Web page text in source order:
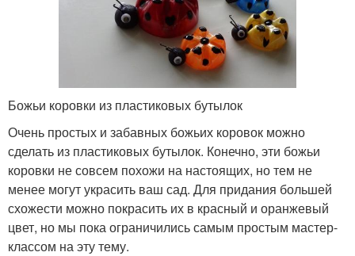
Божьи коровки из пластиковых бутылок
Очень простых и забавных божьих коровок можно
сделать из пластиковых бутылок. Конечно, эти божьи
коровки не совсем похожи на настоящих, но тем не
менее могут украсить ваш сад. Для придания большей
схожести можно покрасить их в красный и оранжевый
цвет, но мы пока ограничились самым простым мастер-
классом на эту тему.